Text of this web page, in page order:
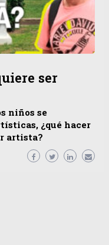
ser
niños se
¿qué hacer
artista?